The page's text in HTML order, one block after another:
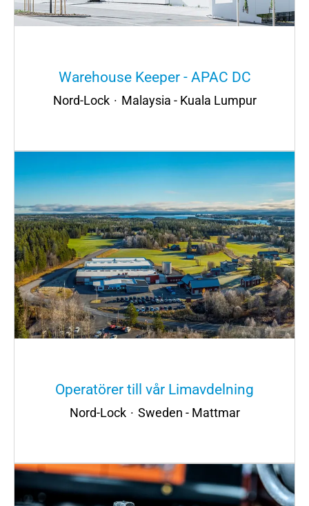
Warehouse Keeper - APAC DC
Nord-Lock · Malaysia - Kuala Lumpur
Operatörer till vår Limavdelning
Nord-Lock · Sweden - Mattmar